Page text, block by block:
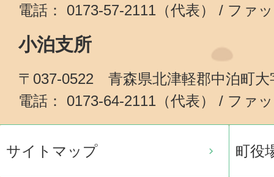
電話： 0173-57-2111（代表） / ファ
小泊支所
〒037-0522 青森県北津軽郡中泊町大
電話： 0173-64-2111（代表） / ファ
サイトマップ 町役